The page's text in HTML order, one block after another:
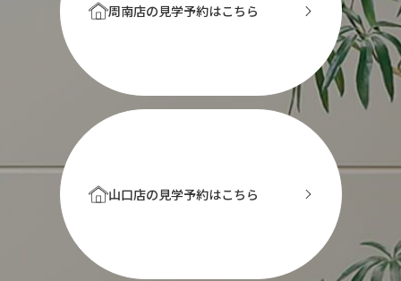
周南店の見学予約はこちら
山口店の見学予約はこちら